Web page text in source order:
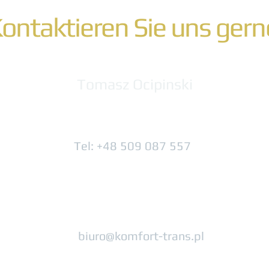
Sie uns
Tel: +48 509 087 557
biuro@komfort-trans.pl